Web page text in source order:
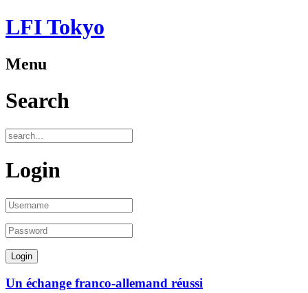
LFI Tokyo
Menu
Search
Login
Un échange franco-allemand réussi